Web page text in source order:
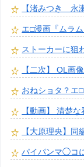
【渚みつき 永
エ□漫画『ムラ
ストーカーに狙
【二次】 OL画
おねショタ？エ
【動画】 清楚
【大原理央】
パイパンマ◯コ